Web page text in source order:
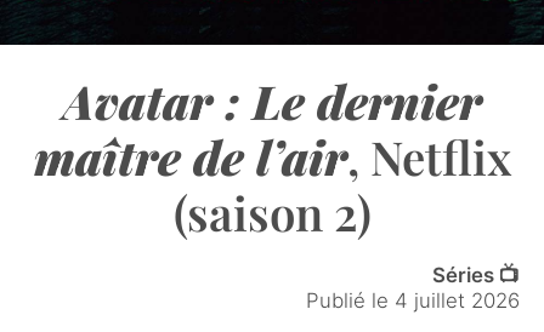
Avatar : Le dernier
maître de l’air, Netflix
(saison 2)
Séries 📺
Publié le 4 juillet 2026